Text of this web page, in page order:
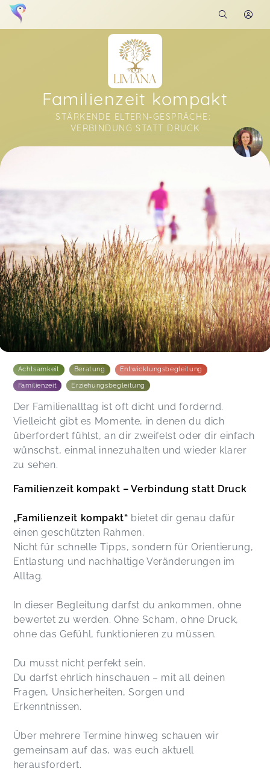
Familienzeit kompakt
STÄRKENDE ELTERN-GESPRÄCHE:
VERBINDUNG STATT DRUCK
Soon you will learn more about me here...
Achtsamkeit Beratung Entwicklungsbegleitung
Familienzeit Erziehungsbegleitung
Der Familienalltag ist oft dicht und fordernd.
Vielleicht gibt es Momente, in denen du dich
überfordert fühlst, an dir zweifelst oder dir einfach
wünschst, einmal innezuhalten und wieder klarer
zu sehen.
Familienzeit kompakt – Verbindung statt Druck
„Familienzeit kompakt“ bietet dir genau dafür
einen geschützten Rahmen.
Nicht für schnelle Tipps, sondern für Orientierung,
Entlastung und nachhaltige Veränderungen im
Alltag.
In dieser Begleitung darfst du ankommen, ohne
bewertet zu werden. Ohne Scham, ohne Druck,
ohne das Gefühl, funktionieren zu müssen.
Du musst nicht perfekt sein.
Du darfst ehrlich hinschauen – mit all deinen
Fragen, Unsicherheiten, Sorgen und
Erkenntnissen.
Über mehrere Termine hinweg schauen wir
gemeinsam auf das, was euch aktuell
herausfordert.